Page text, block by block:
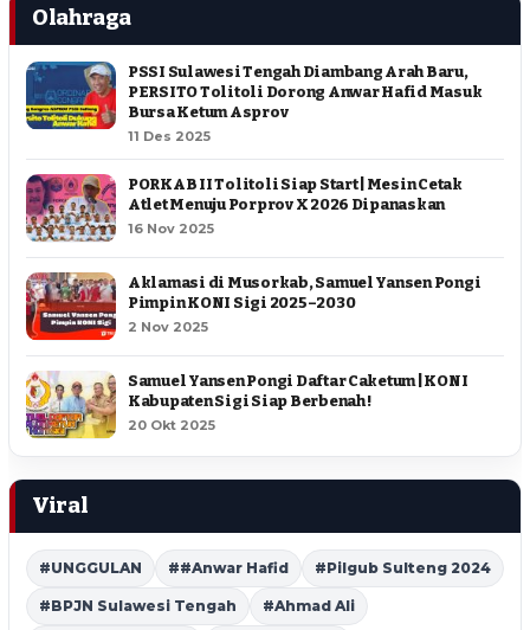
Olahraga
PSSI Sulawesi Tengah Diambang Arah Baru,
PERSITO Tolitoli Dorong Anwar Hafid Masuk
Bursa Ketum Asprov
11 Des 2025
PORKAB II Tolitoli Siap Start | Mesin Cetak
Atlet Menuju Porprov X 2026 Dipanaskan
16 Nov 2025
Aklamasi di Musorkab, Samuel Yansen Pongi
Pimpin KONI Sigi 2025–2030
2 Nov 2025
Samuel Yansen Pongi Daftar Caketum | KONI
Kabupaten Sigi Siap Berbenah !
20 Okt 2025
Viral
#UNGGULAN ##Anwar Hafid #Pilgub Sulteng 2024
#BPJN Sulawesi Tengah #Ahmad Ali